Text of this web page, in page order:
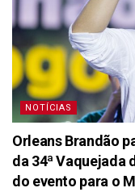
NOTÍCIAS
Orleans Brandão
da 34ª Vaquejada
do evento para o